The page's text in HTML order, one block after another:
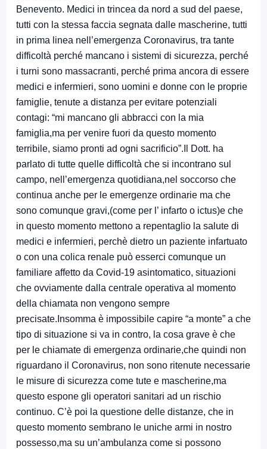
Benevento. Medici in trincea da nord a sud del paese,
tutti con la stessa faccia segnata dalle mascherine, tutti
in prima linea nell’emergenza Coronavirus, tra tante
difficoltà perché mancano i sistemi di sicurezza, perché
i turni sono massacranti, perché prima ancora di essere
medici e infermieri, sono uomini e donne con le proprie
famiglie, tenute a distanza per evitare potenziali
contagi: “mi mancano gli abbracci con la mia
famiglia,ma per venire fuori da questo momento
terribile, siamo pronti ad ogni sacrificio”.Il Dott. ha
parlato di tutte quelle difficoltà che si incontrano sul
campo, nell’emergenza quotidiana,nel soccorso che
continua anche per le emergenze ordinarie ma che
sono comunque gravi,(come per l’ infarto o ictus)e che
in questo momento mettono a repentaglio la salute di
medici e infermieri, perchè dietro un paziente infartuato
o con una colica renale può esserci comunque un
familiare affetto da Covid-19 asintomatico, situazioni
che ovviamente dalla centrale operativa al momento
della chiamata non vengono sempre
precisate.Insomma è impossibile capire “a monte” a che
tipo di situazione si va in contro, la cosa grave è che
per le chiamate di emergenza ordinarie,che quindi non
riguardano il Coronavirus, non sono ritenute necessarie
le misure di sicurezza come tute e mascherine,ma
questo espone gli operatori sanitari ad un rischio
continuo. C’è poi la questione delle distanze, che in
questo momento sembrano le uniche armi in nostro
possesso,ma su un’ambulanza come si possono